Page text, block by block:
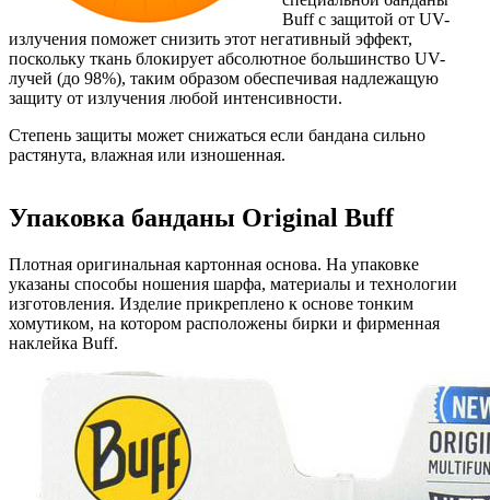
Buff с защитой от UV-
излучения поможет снизить этот негативный эффект,
поскольку ткань блокирует абсолютное большинство UV-
лучей (до 98%), таким образом обеспечивая надлежащую
защиту от излучения любой интенсивности.
Степень защиты может снижаться если бандана сильно
растянута, влажная или изношенная.
Упаковка банданы Original Buff
Плотная оригинальная картонная основа. На упаковке
указаны способы ношения шарфа, материалы и технологии
изготовления. Изделие прикреплено к основе тонким
хомутиком, на котором расположены бирки и фирменная
наклейка Buff.